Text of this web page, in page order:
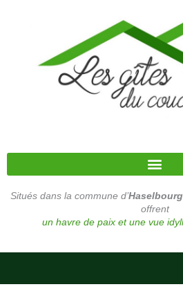
Situés dans la commune d’Haselbourg
offrent
un havre de paix et une vue